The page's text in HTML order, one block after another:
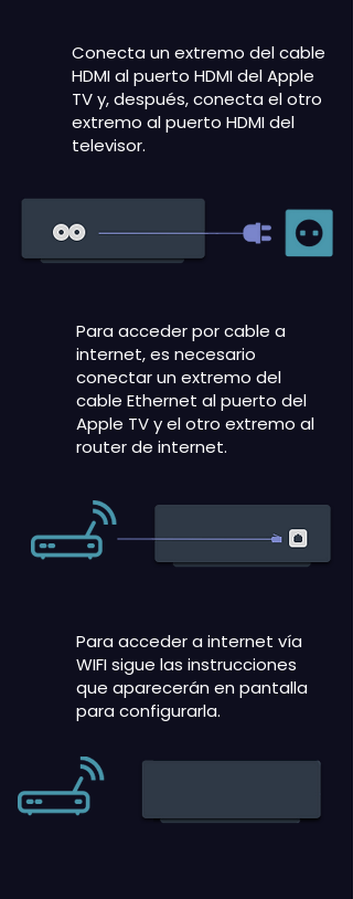
Conecta un extremo del cable
HDMI al puerto HDMI del Apple
TV y, después, conecta el otro
extremo al puerto HDMI del
televisor.
Para acceder por cable a
internet, es necesario
conectar un extremo del
cable Ethernet al puerto del
Apple TV y el otro extremo al
router de internet.
Para acceder a internet vía
WIFI sigue las instrucciones
que aparecerán en pantalla
para configurarla.